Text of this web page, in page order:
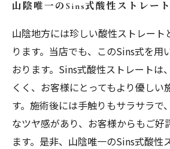
山陰唯一のSins式酸性ストレー
山陰地方には珍しい酸性ストレート
ります。当店でも、このSins式を用
おります。Sins式酸性ストレートは
くく、お客様にとってもより優しい
す。施術後には手触りもサラサラで
なツヤ感があり、お客様からもご好
ます。是非、山陰唯一のSins式酸性